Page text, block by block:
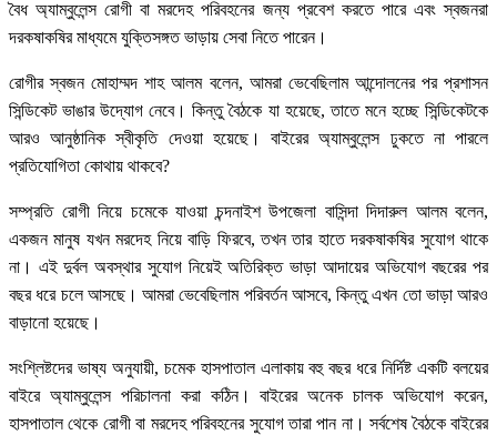
বৈধ অ্যাম্বুলেন্স রোগী বা মরদেহ পরিবহনের জন্য প্রবেশ করতে পারে এবং স্বজনরা
দরকষাকষির মাধ্যমে যুক্তিসঙ্গত ভাড়ায় সেবা নিতে পারেন।
রোগীর স্বজন মোহাম্মদ শাহ আলম বলেন, আমরা ভেবেছিলাম আন্দোলনের পর প্রশাসন
সিন্ডিকেট ভাঙার উদ্যোগ নেবে। কিন্তু বৈঠকে যা হয়েছে, তাতে মনে হচ্ছে সিন্ডিকেটকে
আরও আনুষ্ঠানিক স্বীকৃতি দেওয়া হয়েছে। বাইরের অ্যাম্বুলেন্স ঢুকতে না পারলে
প্রতিযোগিতা কোথায় থাকবে?
সম্প্রতি রোগী নিয়ে চমেকে যাওয়া চন্দনাইশ উপজেলা বাসিন্দা দিদারুল আলম বলেন,
একজন মানুষ যখন মরদেহ নিয়ে বাড়ি ফিরবে, তখন তার হাতে দরকষাকষির সুযোগ থাকে
না। এই দুর্বল অবস্থার সুযোগ নিয়েই অতিরিক্ত ভাড়া আদায়ের অভিযোগ বছরের পর
বছর ধরে চলে আসছে। আমরা ভেবেছিলাম পরিবর্তন আসবে, কিন্তু এখন তো ভাড়া আরও
বাড়ানো হয়েছে।
সংশ্লিষ্টদের ভাষ্য অনুযায়ী, চমেক হাসপাতাল এলাকায় বহু বছর ধরে নির্দিষ্ট একটি বলয়ের
বাইরে অ্যাম্বুলেন্স পরিচালনা করা কঠিন। বাইরের অনেক চালক অভিযোগ করেন,
হাসপাতাল থেকে রোগী বা মরদেহ পরিবহনের সুযোগ তারা পান না। সর্বশেষ বৈঠকে বাইরের